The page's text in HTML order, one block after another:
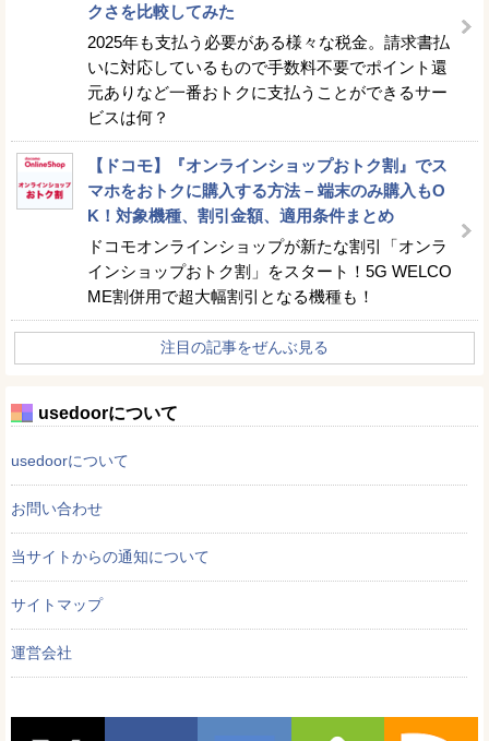
クさを比較してみた
2025年も支払う必要がある様々な税金。請求書払
いに対応しているもので手数料不要でポイント還
元ありなど一番おトクに支払うことができるサー
ビスは何？
【ドコモ】『オンラインショップおトク割』でス
マホをおトクに購入する方法 – 端末のみ購入もO
K！対象機種、割引金額、適用条件まとめ
ドコモオンラインショップが新たな割引「オンラ
インショップおトク割」をスタート！5G WELCO
ME割併用で超大幅割引となる機種も！
注目の記事をぜんぶ見る
usedoorについて
usedoorについて
お問い合わせ
当サイトからの通知について
サイトマップ
運営会社